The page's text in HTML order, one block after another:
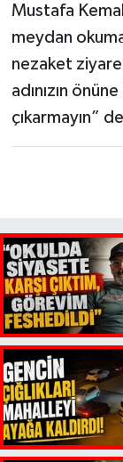
Mustafa
meydan
nezaket
adınızın
çıkarmayın”